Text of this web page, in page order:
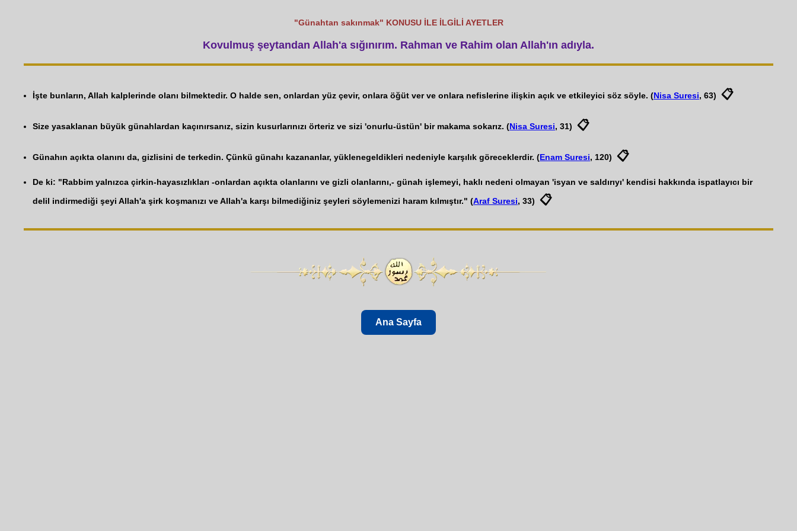
"Günahtan sakınmak" KONUSU İLE İLGİLİ AYETLER
Kovulmuş şeytandan Allah'a sığınırım. Rahman ve Rahim olan Allah'ın adıyla.
İşte bunların, Allah kalplerinde olanı bilmektedir. O halde sen, onlardan yüz çevir, onlara öğüt ver ve onlara nefislerine ilişkin açık ve etkileyici söz söyle. (Nisa Suresi, 63) 📋
Size yasaklanan büyük günahlardan kaçınırsanız, sizin kusurlarınızı örteriz ve sizi 'onurlu-üstün' bir makama sokarız. (Nisa Suresi, 31) 📋
Günahın açıkta olanını da, gizlisini de terkedin. Çünkü günahı kazananlar, yüklenegeldikleri nedeniyle karşılık göreceklerdir. (Enam Suresi, 120) 📋
De ki: "Rabbim yalnızca çirkin-hayasızlıkları -onlardan açıkta olanlarını ve gizli olanlarını,- günah işlemeyi, haklı nedeni olmayan 'isyan ve saldırıyı' kendisi hakkında ispatlayıcı bir
delil indirmediği şeyi Allah'a şirk koşmanızı ve Allah'a karşı bilmediğiniz şeyleri söylemenizi haram kılmıştır." (Araf Suresi, 33) 📋
Ana Sayfa